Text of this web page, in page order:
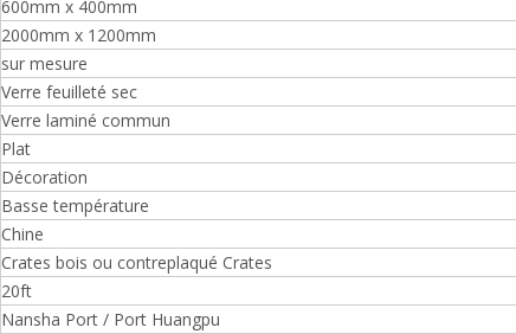
600mm x 400mm
2000mm x 1200mm
sur mesure
Verre feuilleté sec
Verre laminé commun
Plat
Décoration
Basse température
Chine
Crates bois ou contreplaqué Crates
20ft
Nansha Port / Port Huangpu